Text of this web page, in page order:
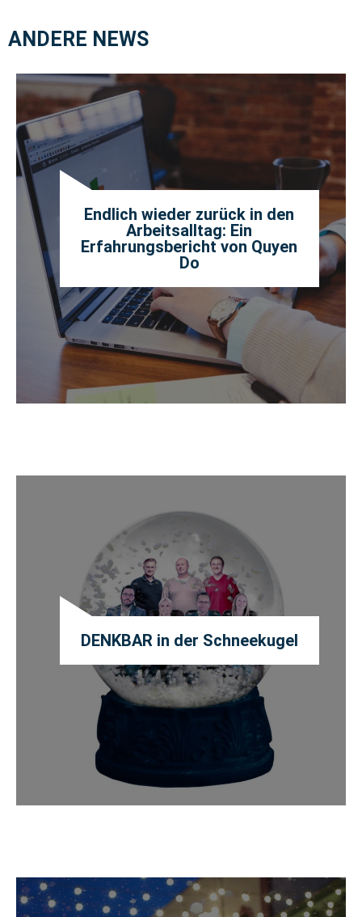
ANDERE NEWS
Endlich wieder zurück in den
Arbeitsalltag: Ein
Erfahrungsbericht von Quyen
Do
DENKBAR in der Schneekugel